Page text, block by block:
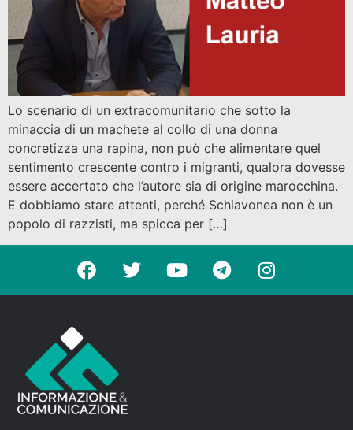
Lo scenario di un extracomunitario che sotto la
minaccia di un machete al collo di una donna
concretizza una rapina, non può che alimentare quel
sentimento crescente contro i migranti, qualora dovesse
essere accertato che l’autore sia di origine marocchina.
E dobbiamo stare attenti, perché Schiavonea non è un
popolo di razzisti, ma spicca per […]